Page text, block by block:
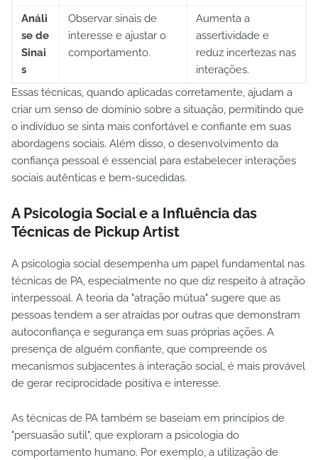
Análi
se de
Sinai
s
Observar sinais de
interesse e ajustar o
comportamento.
Aumenta a
assertividade e
reduz incertezas nas
interações.
Essas técnicas, quando aplicadas corretamente, ajudam a
criar um senso de domínio sobre a situação, permitindo que
o indivíduo se sinta mais confortável e confiante em suas
abordagens sociais. Além disso, o desenvolvimento da
confiança pessoal é essencial para estabelecer interações
sociais autênticas e bem-sucedidas.
A Psicologia Social e a Influência das
Técnicas de Pickup Artist
A psicologia social desempenha um papel fundamental nas
técnicas de PA, especialmente no que diz respeito à atração
interpessoal. A teoria da "atração mútua" sugere que as
pessoas tendem a ser atraídas por outras que demonstram
autoconfiança e segurança em suas próprias ações. A
presença de alguém confiante, que compreende os
mecanismos subjacentes à interação social, é mais provável
de gerar reciprocidade positiva e interesse.
As técnicas de PA também se baseiam em princípios de
"persuasão sutil", que exploram a psicologia do
comportamento humano. Por exemplo, a utilização de